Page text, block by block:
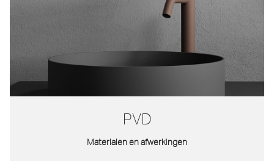
PVD
Materialen en afwerkingen